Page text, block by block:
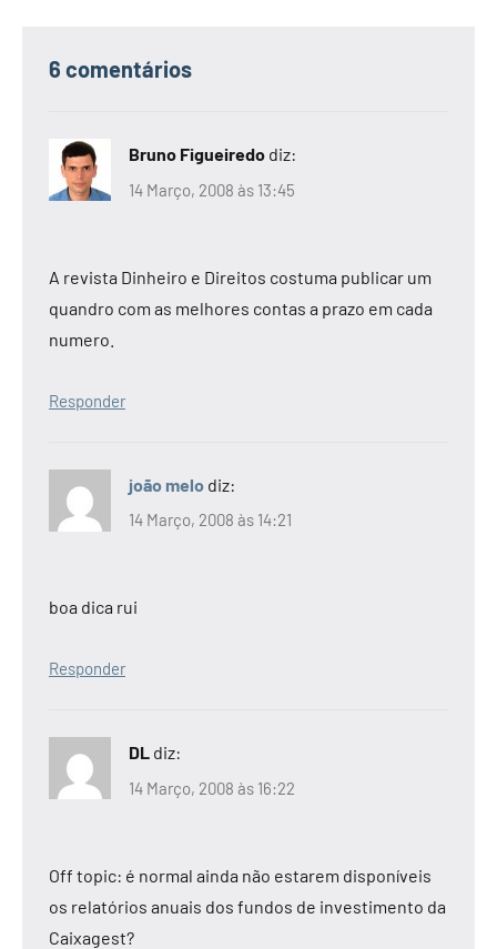
6 comentários
Bruno Figueiredo diz:
14 Março, 2008 às 13:45
A revista Dinheiro e Direitos costuma publicar um
quandro com as melhores contas a prazo em cada
numero.
Responder
joão melo diz:
14 Março, 2008 às 14:21
boa dica rui
Responder
DL diz:
14 Março, 2008 às 16:22
Off topic: é normal ainda não estarem disponíveis
os relatórios anuais dos fundos de investimento da
Caixagest?